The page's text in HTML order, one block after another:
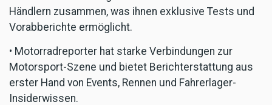
Händlern zusammen, was ihnen exklusive Tests und
Vorabberichte ermöglicht.
• Motorradreporter hat starke Verbindungen zur
Motorsport-Szene und bietet Berichterstattung aus
erster Hand von Events, Rennen und Fahrerlager-
Insiderwissen.